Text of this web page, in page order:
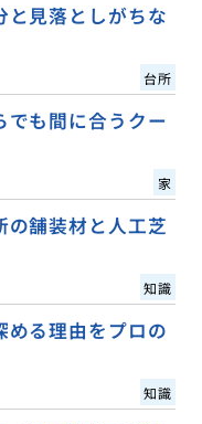
と見落としがちな
台所
でも間に合うクー
家
の舗装材と人工芝
知識
める理由をプロの
知識